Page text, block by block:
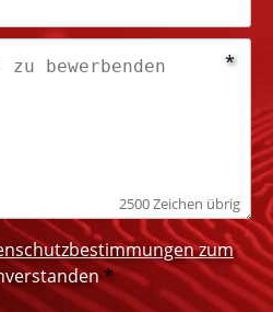
2500 Zeichen übrig
zum